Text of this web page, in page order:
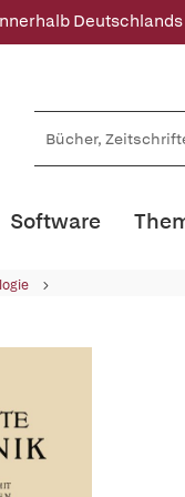
Deutschlands
Software